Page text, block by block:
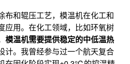
布和辊压工艺，模温机在化工和
应用。在化工领域，比如环氧树
模温机需要提供稳定的中低温热
计。我曾经参与过一个航天复合